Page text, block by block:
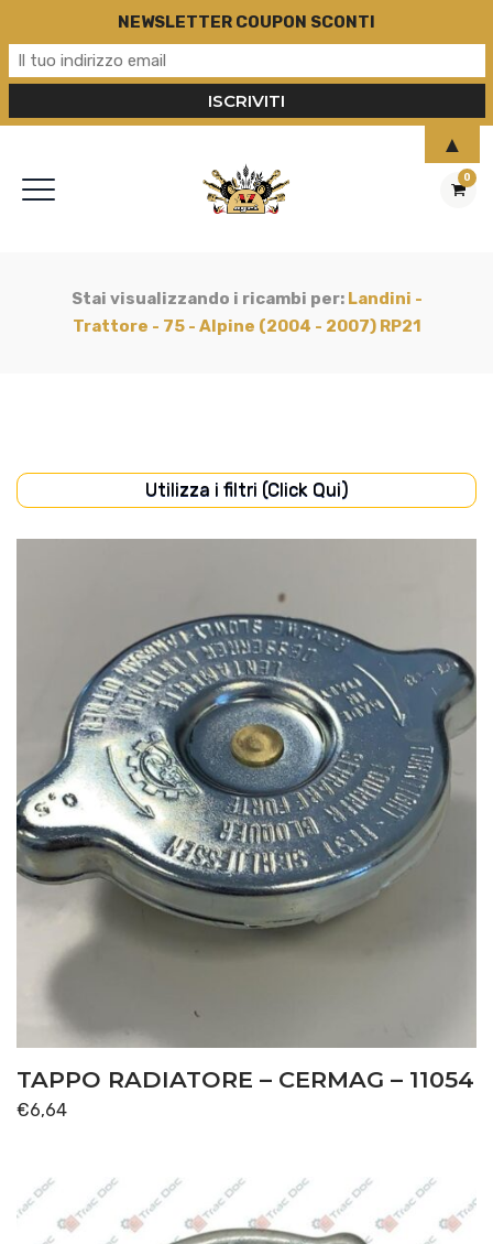
0
Stai visualizzando i ricambi per: Landini -
Trattore - 75 - Alpine (2004 - 2007) RP21
Utilizza i filtri (Click Qui)
DISCHI FRIZIONE(11)
FILTRI(80)
FRENI(14)
IMPIANTO ELETTRICO(47)
IMPIANTO IDRAULICO(12)
MOTORE(94)
(5)
PONTE ANTERIORE (10)
TRASMISSIONE
TAPPO RADIATORE – CERMAG – 11054
€6,64
NEWSLETTER COUPON SCONTI
▲